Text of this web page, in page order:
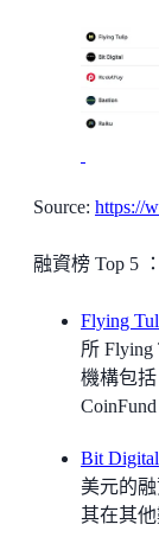
Source: https://
融資榜 Top 5 ：
Flying
所
機構包括
Bit Digital
美元的
其在其